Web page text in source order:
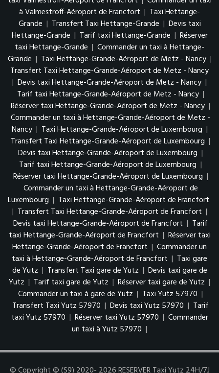
à Valmestroff-Aéroport de Francfort | Taxi Hettange-
Grande | Transfert Taxi Hettange-Grande | Devis taxi
Hettange-Grande | Tarif taxi Hettange-Grande | Réserver
taxi Hettange-Grande | Commander un taxi à Hettange-
Grande | Taxi Hettange-Grande-Aéroport de Metz - Nancy |
Transfert Taxi Hettange-Grande-Aéroport de Metz - Nancy
| Devis taxi Hettange-Grande-Aéroport de Metz - Nancy |
Tarif taxi Hettange-Grande-Aéroport de Metz - Nancy |
Réserver taxi Hettange-Grande-Aéroport de Metz - Nancy |
Commander un taxi à Hettange-Grande-Aéroport de Metz -
Nancy | Taxi Hettange-Grande-Aéroport de Luxembourg |
Transfert Taxi Hettange-Grande-Aéroport de Luxembourg |
Devis taxi Hettange-Grande-Aéroport de Luxembourg |
Tarif taxi Hettange-Grande-Aéroport de Luxembourg |
Réserver taxi Hettange-Grande-Aéroport de Luxembourg |
Commander un taxi à Hettange-Grande-Aéroport de
Luxembourg | Taxi Hettange-Grande-Aéroport de Francfort
| Transfert Taxi Hettange-Grande-Aéroport de Francfort |
Devis taxi Hettange-Grande-Aéroport de Francfort | Tarif
taxi Hettange-Grande-Aéroport de Francfort | Réserver taxi
Hettange-Grande-Aéroport de Francfort | Commander un
taxi à Hettange-Grande-Aéroport de Francfort | Taxi gare
de Yutz | Transfert Taxi gare de Yutz | Devis taxi gare de
Yutz | Tarif taxi gare de Yutz | Réserver taxi gare de Yutz |
Commander un taxi à gare de Yutz | Taxi Yutz 57970 |
Transfert Taxi Yutz 57970 | Devis taxi Yutz 57970 | Tarif
taxi Yutz 57970 | Réserver taxi Yutz 57970 | Commander
un taxi à Yutz 57970 |